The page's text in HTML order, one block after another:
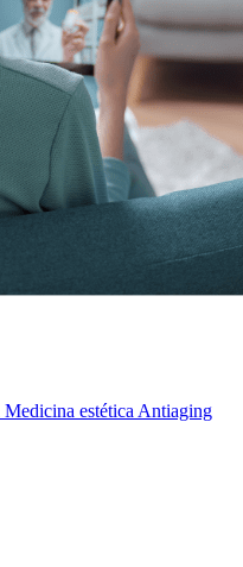
Medicina estética Antiaging